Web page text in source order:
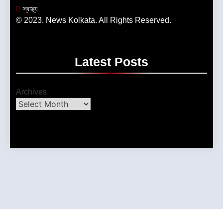
স্বাস্থ্য
© 2023. News Kolkata. All Rights Reserved.
Latest Posts
Archives